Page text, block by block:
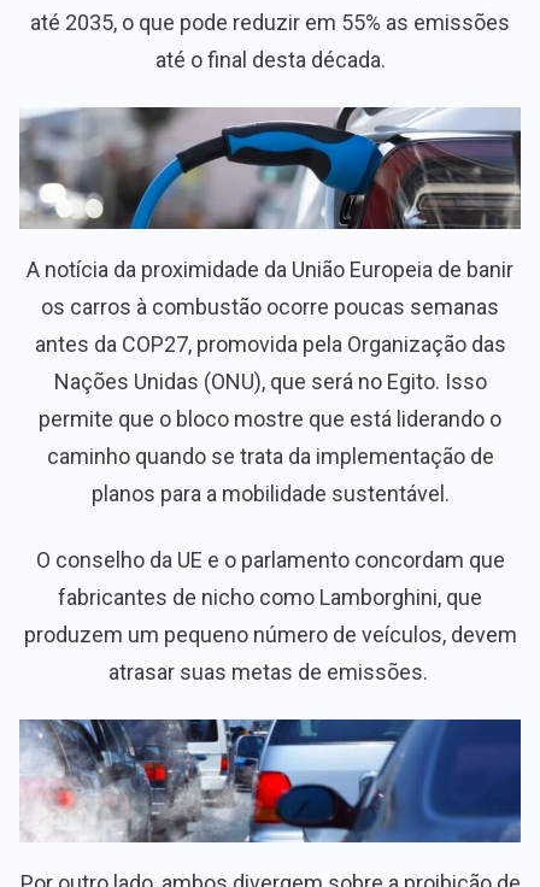
até 2035, o que pode reduzir em 55% as emissões
até o final desta década.
A notícia da proximidade da União Europeia de banir
os carros à combustão ocorre poucas semanas
antes da COP27, promovida pela Organização das
Nações Unidas (ONU), que será no Egito. Isso
permite que o bloco mostre que está liderando o
caminho quando se trata da implementação de
planos para a mobilidade sustentável.
O conselho da UE e o parlamento concordam que
fabricantes de nicho como Lamborghini, que
produzem um pequeno número de veículos, devem
atrasar suas metas de emissões.